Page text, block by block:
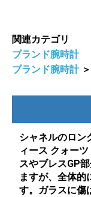
関連カテゴリ
ブランド腕時計
ブランド腕時計 ＞
シャネルのロン
ィース クォー
スやブレスGP
ますが、全体的
す。ガラスに傷